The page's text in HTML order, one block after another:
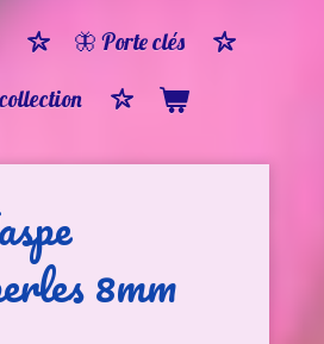
🦋 Porte clés
8mm